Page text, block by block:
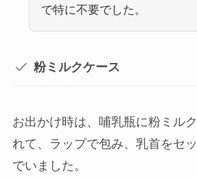
で特に不要でした。
粉ミルクケース
お出かけ時は、哺乳瓶に粉ミル
れて、ラップで包み、乳首をセ
でいました。